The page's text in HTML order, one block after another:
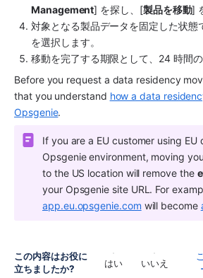
Management] を探し、[製品を移動]
対象となる製品データを固定した状態
を選択します。
移動を完了する期限として、24 時間の
Before you request a data residency
that you understand how a data
Opsgenie.
If you are a EU customer using EU
Opsgenie environment, moving
to the US location will remove the
app.eu.opsgenie.com will become
この内容はお役に
立ちましたか?
はい いいえ